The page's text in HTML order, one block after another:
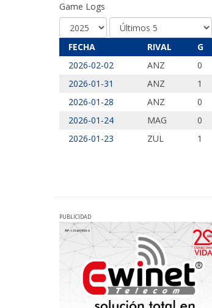
Game Logs
FECHA RIVAL G
2026-02-02
ANZ 0
2026-01-31
ANZ 1
2026-01-28
ANZ 0
2026-01-24
MAG 0
2026-01-23
ZUL 1
PUBLICIDAD